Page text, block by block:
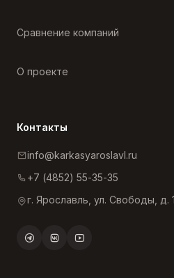
Сравнение компаний
О проекте
Контакты
info@karkasyaroslavl.ru
+7 (4852) 55-35-35
г. Ярославль, ул. Свободы, д. 1